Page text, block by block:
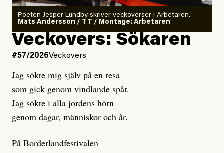
Poeten Jesper Lundby skriver veckoverser i Arbetaren.
Mats Andersson / TT / Montage: Arbetaren
Veckovers: Sökaren
#57/2026Veckovers
Jag sökte mig själv på en resa
som gick genom vindlande spår.
Jag sökte i alla jordens hörn
genom dagar, människor och år.
På Borderlandfestivalen